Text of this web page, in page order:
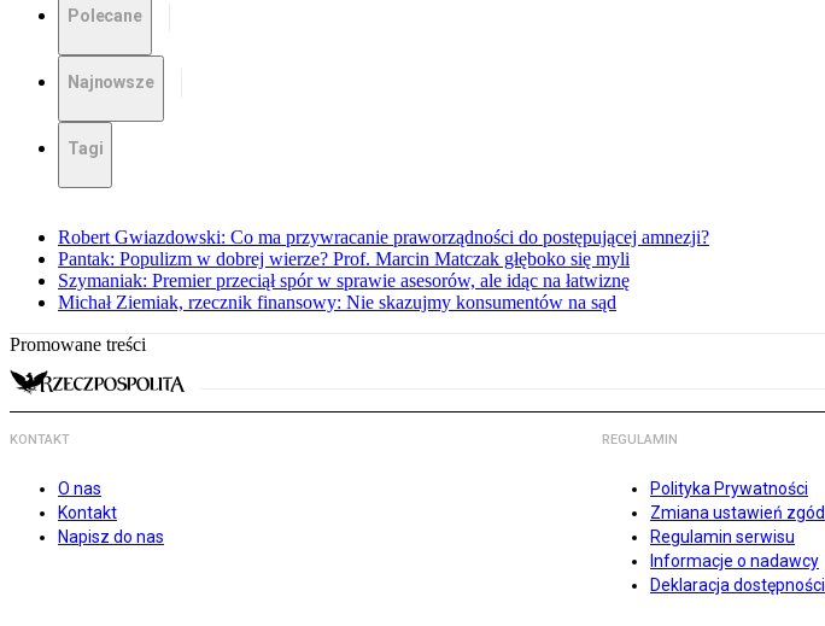
Polecane
Najnowsze
Tagi
Robert Gwiazdowski: Co ma przywracanie praworządności do postępującej amnezji?
Pantak: Populizm w dobrej wierze? Prof. Marcin Matczak głęboko się myli
Szymaniak: Premier przeciął spór w sprawie asesorów, ale idąc na łatwiznę
Michał Ziemiak, rzecznik finansowy: Nie skazujmy konsumentów na sąd
Promowane treści
KONTAKT
O nas
Kontakt
Napisz do nas
REGULAMIN
Polityka Prywatności
Zmiana ustawień zgód
Regulamin serwisu
Informacje o nadawcy
Deklaracja dostępności